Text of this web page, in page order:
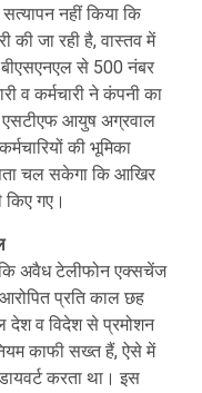
नहीं किया कि
की जा रही है, वास्तव में
से 500 नंबर
व कर्मचारी ने कंपनी का
एसटीएफ आयुष अग्रवाल
की भूमिका
चल सकेगा कि आखिर
किए गए।
अवैध टेलीफोन एक्सचेंज
प्रति काल छह
व विदेश से प्रमोशन
काफी सख्त हैं, ऐसे में
करता था। इस